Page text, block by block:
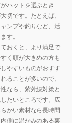
ハットを選ぶとき
切です。たとえば、
ンプや釣りなど、活
す。
おくと、より満足で
く頭が大きめの方も
やすいものがおすす
ることが多いので、
なら、紫外線対策と
たいところです。広
かい素材なら長時間
側に温かみのある裏